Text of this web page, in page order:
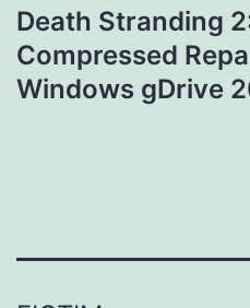
Death Stranding
Compressed
Windows gDrive